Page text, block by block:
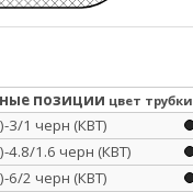
позиции цвет трубки
3/1 черн (КВТ)
4.8/1.6 черн (КВТ)
6/2 черн (КВТ)